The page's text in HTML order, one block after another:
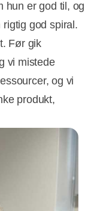
hun er god til, og
god spiral.
Før gik
vi mistede
og vi
produkt,